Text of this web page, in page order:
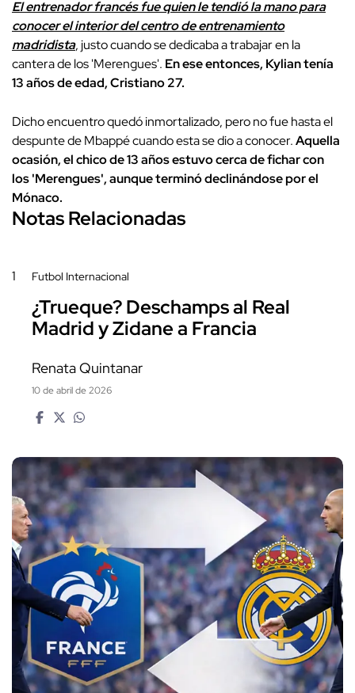
El entrenador francés fue quien le tendió la mano para
conocer el interior del centro de entrenamiento
madridista, justo cuando se dedicaba a trabajar en la
cantera de los 'Merengues'. En ese entonces, Kylian tenía
13 años de edad, Cristiano 27.
Dicho encuentro quedó inmortalizado, pero no fue hasta el
despunte de Mbappé cuando esta se dio a conocer.Aquella
ocasión, el chico de 13 años estuvo cerca de fichar con
los 'Merengues', aunque terminó declinándose por el
Mónaco.
Notas Relacionadas
1 Futbol Internacional
¿Trueque? Deschamps al Real
Madrid y Zidane a Francia
Renata Quintanar
10 de abril de 2026